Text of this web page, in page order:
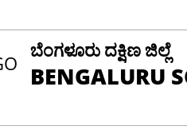
ಬೆಂಗಳೂರು ದಕ್ಷಿಣ ಜಿಲ್ಲೆ
BENGALURU